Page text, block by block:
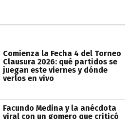
Comienza la Fecha 4 del Torneo
Clausura 2026: qué partidos se
juegan este viernes y dónde
verlos en vivo
Facundo Medina y la anécdota
viral con un gomero que criticó